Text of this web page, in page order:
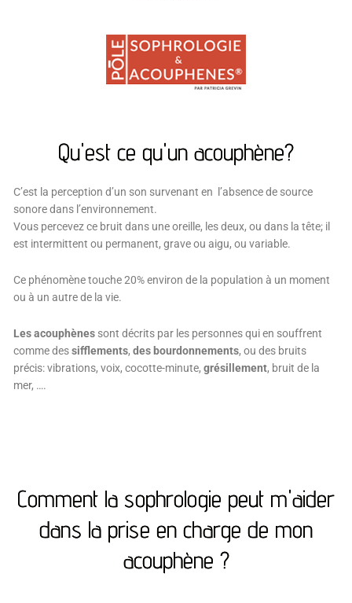
Qu'est ce qu'un acouphène?
C’est la perception d’un son survenant en l’absence de source
sonore dans l’environnement.
Vous percevez ce bruit dans une oreille, les deux, ou dans la tête; il
est intermittent ou permanent, grave ou aigu, ou variable.
Ce phénomène touche 20% environ de la population à un moment
ou à un autre de la vie.
Les acouphènes sont décrits par les personnes qui en souffrent
comme dessifflements,des bourdonnements, ou des bruits
précis: vibrations, voix, cocotte-minute,grésillement, bruit de la
mer, ….
Comment la sophrologie peut m'aider
dans la prise en charge de mon
acouphène ?